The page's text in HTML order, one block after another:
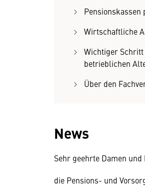
Wirtschaftliche
Wichtiger
betrieblichen
Über den
News
Sehr geehrte Damen und
die Pensions- und